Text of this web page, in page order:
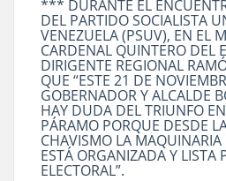
*** DURANTE EL
DEL PARTIDO SOCIALISTA
VENEZUELA (PSUV), EN EL
CARDENAL QUINTERO DEL
DIRIGENTE REGIONAL
QUE “ESTE 21 DE
GOBERNADOR Y ALCALDE
HAY DUDA DEL TRIUNFO
PÁRAMO PORQUE DESDE
CHAVISMO LA MAQUINARIA
ESTÁ ORGANIZADA Y LISTA
ELECTORAL”.